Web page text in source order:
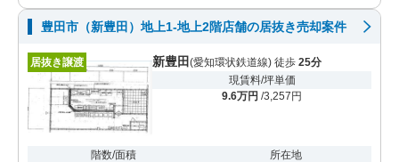
豊田市（新豊田）地上1-地上2階店舗の居抜き売却案件
居抜き譲渡 新豊田 (愛知環状鉄道線) 徒歩 25分
現賃料/坪単価
9.6万円 /3,257円
階数/面積
所在地